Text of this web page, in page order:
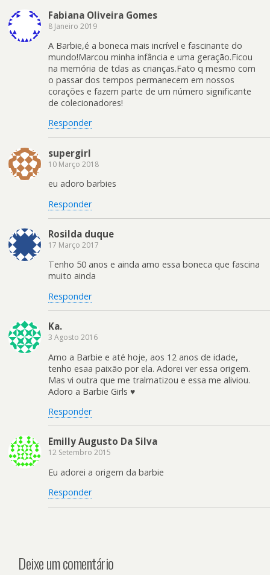
Fabiana Oliveira Gomes
8 Janeiro 2019
A Barbie,é a boneca mais incrível e fascinante do
mundo!Marcou minha infância e uma geração.Ficou
na memória de tdas as crianças.Fato q mesmo com
o passar dos tempos permanecem em nossos
corações e fazem parte de um número significante
de colecionadores!
Responder
supergirl
10 Março 2018
eu adoro barbies
Responder
Rosilda duque
17 Março 2017
Tenho 50 anos e ainda amo essa boneca que fascina
muito ainda
Responder
Ka.
3 Agosto 2016
Amo a Barbie e até hoje, aos 12 anos de idade,
tenho esaa paixão por ela. Adorei ver essa origem.
Mas vi outra que me tralmatizou e essa me aliviou.
Adoro a Barbie Girls ♥
Responder
Emilly Augusto Da Silva
12 Setembro 2015
Eu adorei a origem da barbie
Responder
Deixe um comentário